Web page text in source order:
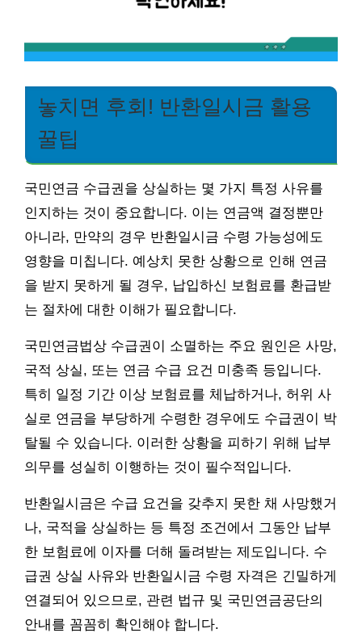
놓치면 후회! 반환일시금 활용
꿀팁
국민연금 수급권을 상실하는 몇 가지 특정 사유를
인지하는 것이 중요합니다. 이는 연금액 결정뿐만
아니라, 만약의 경우 반환일시금 수령 가능성에도
영향을 미칩니다. 예상치 못한 상황으로 인해 연금
을 받지 못하게 될 경우, 납입하신 보험료를 환급받
는 절차에 대한 이해가 필요합니다.
국민연금법상 수급권이 소멸하는 주요 원인은 사망,
국적 상실, 또는 연금 수급 요건 미충족 등입니다.
특히 일정 기간 이상 보험료를 체납하거나, 허위 사
실로 연금을 부당하게 수령한 경우에도 수급권이 박
탈될 수 있습니다. 이러한 상황을 피하기 위해 납부
의무를 성실히 이행하는 것이 필수적입니다.
반환일시금은 수급 요건을 갖추지 못한 채 사망했거
나, 국적을 상실하는 등 특정 조건에서 그동안 납부
한 보험료에 이자를 더해 돌려받는 제도입니다. 수
급권 상실 사유와 반환일시금 수령 자격은 긴밀하게
연결되어 있으므로, 관련 법규 및 국민연금공단의
안내를 꼼꼼히 확인해야 합니다.